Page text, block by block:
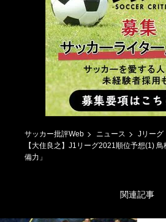
サッカー批評Web ニュース
Jリーグ
【大住良之】J1リーグ2021順位予想(1)
備力」
関連記事